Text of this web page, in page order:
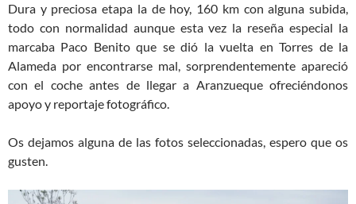
Dura y preciosa etapa la de hoy, 160 km con alguna subida,
todo con normalidad aunque esta vez la reseña especial la
marcaba Paco Benito que se dió la vuelta en Torres de la
Alameda por encontrarse mal, sorprendentemente apareció
con el coche antes de llegar a Aranzueque ofreciéndonos
apoyo y reportaje fotográfico.
Os dejamos alguna de las fotos seleccionadas, espero que os
gusten.